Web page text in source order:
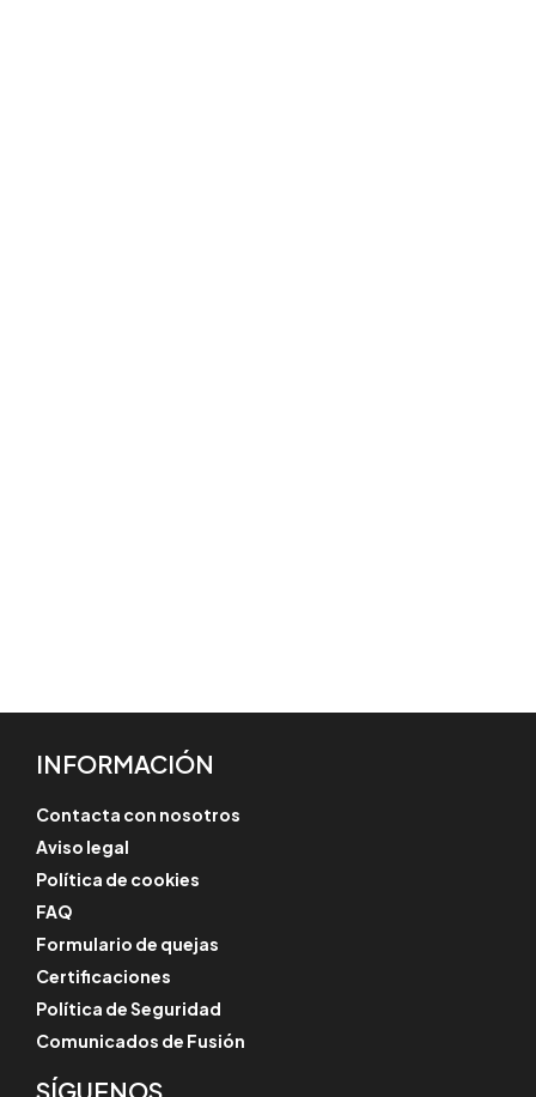
INFORMACIÓN
Contacta con nosotros
Aviso legal
Política de cookies
FAQ
Formulario de quejas
Certificaciones
Política de Seguridad
Comunicados de Fusión
SÍGUENOS